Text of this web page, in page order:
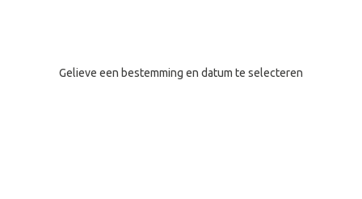
Gelieve een bestemming en datum te selecteren